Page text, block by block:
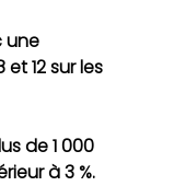
une
12 sur les
de 1 000
à 3 %.